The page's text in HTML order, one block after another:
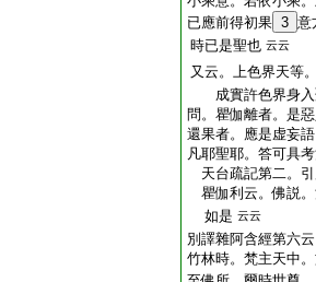
已應前得初果 3 意
時已是聖也 云云
又云。上色界天等
成實許色界身入
問。瞿伽離者。是
還果者。應是虚妄
凡耶聖耶。答可具
天台疏記第二。
瞿伽利云。佛説
如是 云云
別譯雜阿含經第六
竹林時。梵主天中